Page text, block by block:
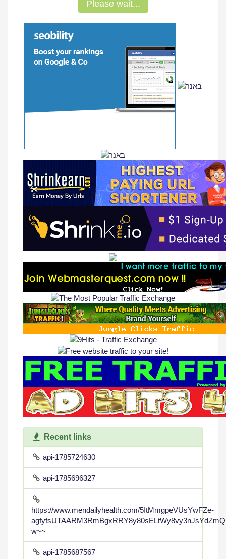
Please wait...
Recent links
api-1785724630
api-1785696327
https://www.mendailyhealth.com/5ItMmgpeVUsYwFZe-
w~~
api-1785687567